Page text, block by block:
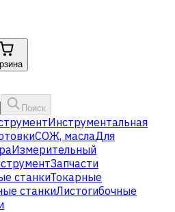
Поиск
Инструментальная
СОЖ, маслаДля
Измерительный
Запчасти
станкиТокарные
станкиЛистогибочные